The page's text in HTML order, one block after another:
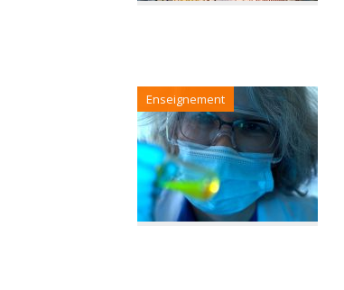
Enseignement